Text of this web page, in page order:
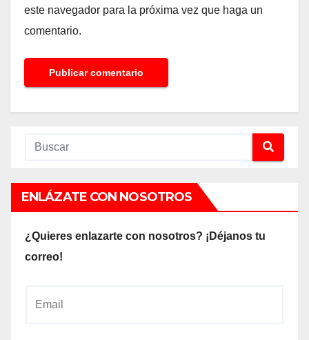
este navegador para la próxima vez que haga un
comentario.
ENLÁZATE CON NOSOTROS
¿Quieres enlazarte con nosotros? ¡Déjanos tu
correo!